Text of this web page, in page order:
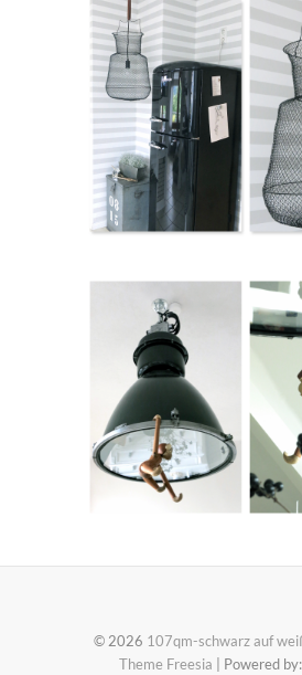
© 2026 107qm-schwarz auf
Theme Freesia | Powered by: